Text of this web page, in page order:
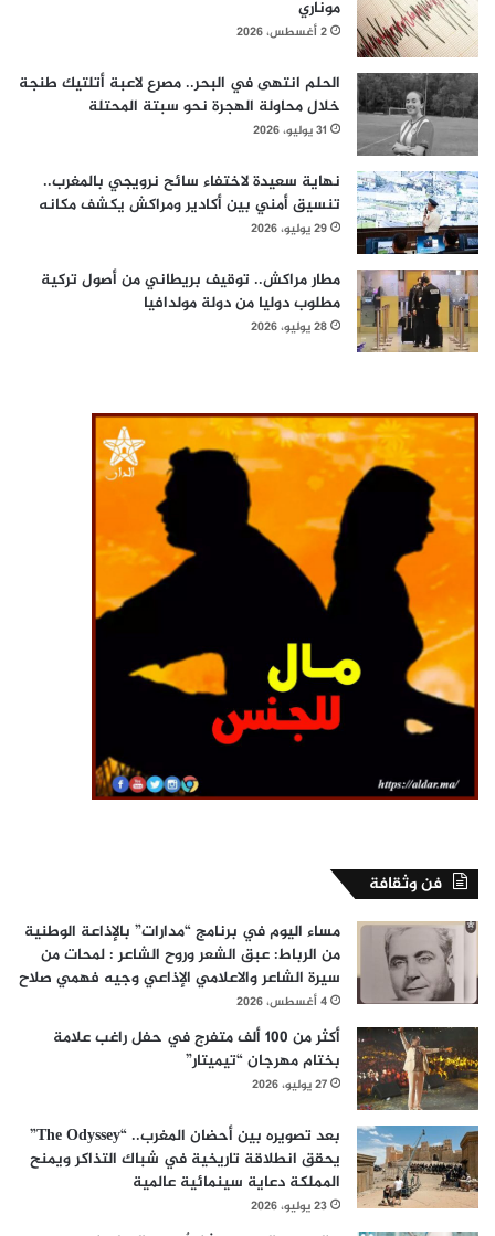
موناري
2 أغسطس، 2026
الحلم انتهى في البحر.. مصرع لاعبة أتلتيك طنجة
خلال محاولة الهجرة نحو سبتة المحتلة
31 يوليو، 2026
نهاية سعيدة لاختفاء سائح نرويجي بالمغرب..
تنسيق أمني بين أكادير ومراكش يكشف مكانه
29 يوليو، 2026
مطار مراكش.. توقيف بريطاني من أصول تركية
مطلوب دوليا من دولة مولدافيا
28 يوليو، 2026
فن وثقافة
مساء اليوم في برنامج “مدارات” بالإذاعة الوطنية
من الرباط: عبق الشعر وروح الشاعر : لمحات من
سيرة الشاعر والاعلامي الإذاعي وجيه فهمي صلاح
4 أغسطس، 2026
أكثر من 100 ألف متفرج في حفل راغب علامة
بختام مهرجان “تيميتار”
27 يوليو، 2026
بعد تصويره بين أحضان المغرب.. “The Odyssey”
يحقق انطلاقة تاريخية في شباك التذاكر ويمنح
المملكة دعاية سينمائية عالمية
23 يوليو، 2026